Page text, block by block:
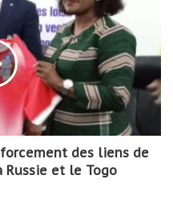
des liens de
et le Togo